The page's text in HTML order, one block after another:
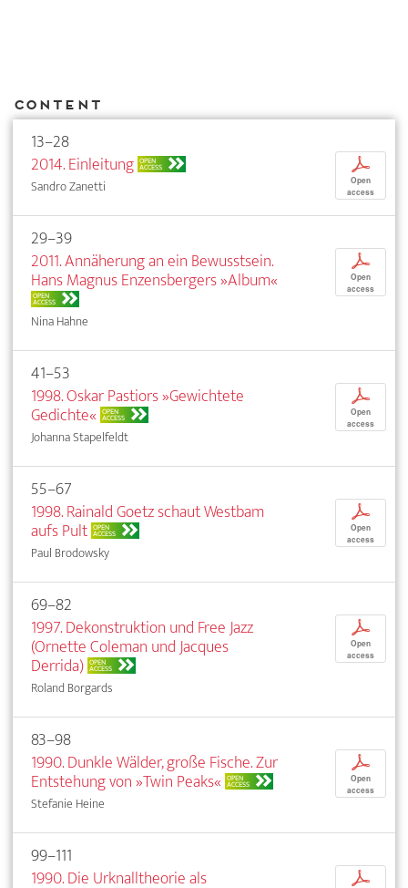
Content
13–28
2014. Einleitung OPEN
ACCESS
Sandro Zanetti
p
Open
access
29–39
2011. Annäherung an ein Bewusstsein.
Hans Magnus Enzensbergers »Album«
OPEN
ACCESS
Nina Hahne
p
Open
access
41–53
1998. Oskar Pastiors »Gewichtete
Gedichte« OPEN
ACCESS
Johanna Stapelfeldt
p
Open
access
55–67
1998. Rainald Goetz schaut Westbam
aufs Pult OPEN
ACCESS
Paul Brodowsky
p
Open
access
69–82
1997. Dekonstruktion und Free Jazz
(Ornette Coleman und Jacques
Derrida) OPEN
ACCESS
Roland Borgards
p
Open
access
83–98
1990. Dunkle Wälder, große Fische. Zur
Entstehung von »Twin Peaks« OPEN
ACCESS
Stefanie Heine
p
Open
access
99–111
1990. Die Urknalltheorie als
p